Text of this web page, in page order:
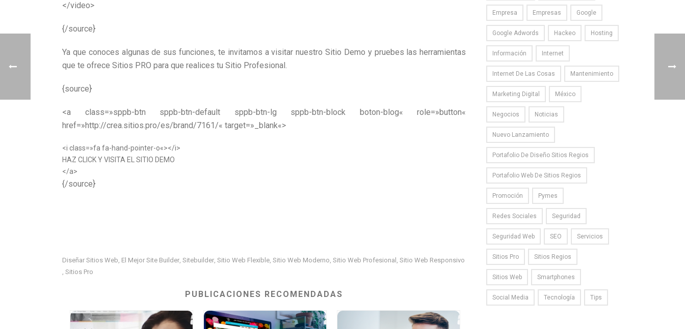
</video>
{/source}
Ya que conoces algunas de sus funciones, te invitamos a visitar nuestro Sitio Demo y pruebes las herramientas
que te ofrece Sitios PRO para que realices tu Sitio Profesional.
{source}
<a class=»sppb-btn sppb-btn-default sppb-btn-lg sppb-btn-block boton-blog« role=»button«
href=»http://crea.sitios.pro/es/brand/7161/« target=» _blank«>
<i class=»fa fa-hand-pointer-o«></i>
HAZ CLICK Y VISITA EL SITIO DEMO
</a>
{/source}
Diseñar Sitios Web, El Mejor Site Builder, Sitebuilder, Sitio Web Flexible, Sitio Web Moderno, Sitio Web Profesional , Sitio Web Responsivo
, Sitios Pro
PUBLICACIONES RECOMENDADAS
Empresa Empresas Google
Google Adwords Hackeo Hosting
Información Internet
Internet De Las Cosas Mantenimiento
Marketing Digital México
Negocios Noticias
Nuevo Lanzamiento
Portafolio De Diseño Sitios Regios
Portafolio Web De Sitios Regios
Promoción Pymes
Redes Sociales Seguridad
Seguridad Web SEO Servicios
Sitios Pro Sitios Regios
Sitios Web Smartphones
Social Media Tecnología Tips